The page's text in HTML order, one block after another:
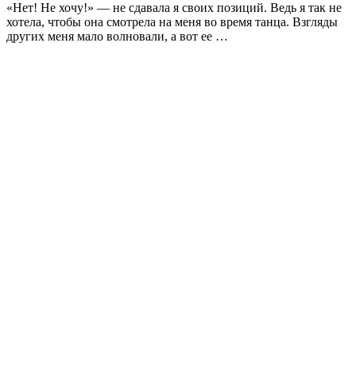
«Нет! Не хочу!» — не сдавала я своих позиций. Ведь я так не
хотела, чтобы она смотрела на меня во время танца. Взгляды
других меня мало волновали, а вот ее …